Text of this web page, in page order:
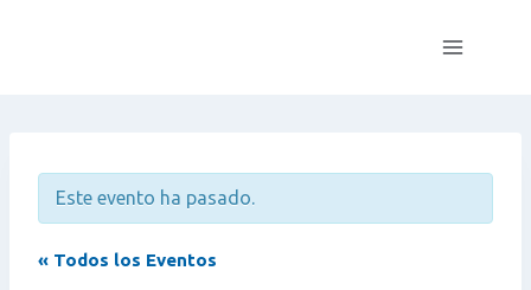
Este evento ha pasado.
« Todos los Eventos